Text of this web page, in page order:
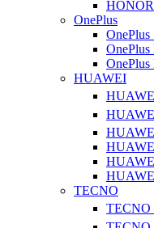
OnePlus
OnePlus
HUAWEI
TECNO
TECNO